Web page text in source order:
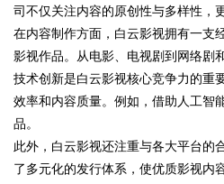
uz
司不仅关注内容的原创性与多样性，
在内容制作方面，白云影视拥有一支
影视作品。从电影、电视剧到网络剧
技术创新是白云影视核心竞争力的重
效率和内容质量。例如，借助人工智
品。
此外，白云影视还注重与各大平台的
了多元化的发行体系，使优质影视内